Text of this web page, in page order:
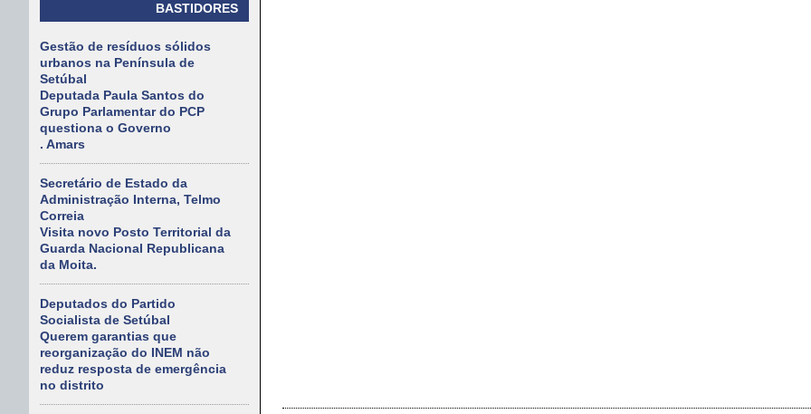
BASTIDORES
Gestão de resíduos sólidos
urbanos na Península de
Setúbal
Deputada Paula Santos do
Grupo Parlamentar do PCP
questiona o Governo
. Amars
Secretário de Estado da
Administração Interna, Telmo
Correia
Visita novo Posto Territorial da
Guarda Nacional Republicana
da Moita.
Deputados do Partido
Socialista de Setúbal
Querem garantias que
reorganização do INEM não
reduz resposta de emergência
no distrito